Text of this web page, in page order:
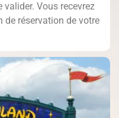
valider. Vous recevrez
réservation de votre